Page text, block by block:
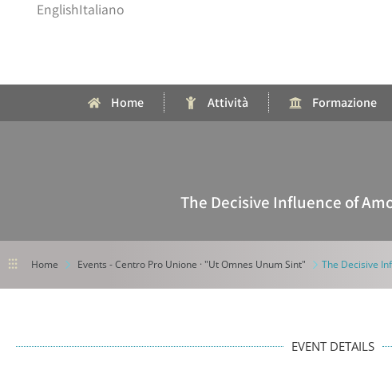
EnglishItaliano
Home Attività Formazione
The Decisive Influence of
⫶⫶⫶ Home Events - Centro Pro Unione · "Ut Omnes Unum Sint" The Decisive
EVENT DETAILS